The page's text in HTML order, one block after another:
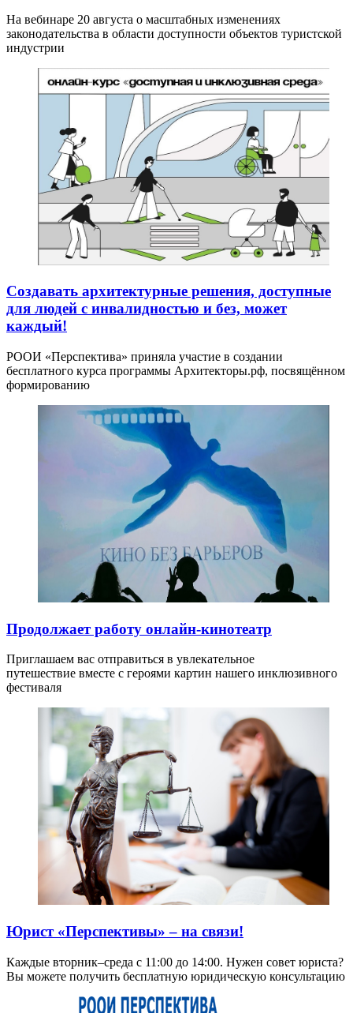
На вебинаре 20 августа о масштабных изменениях
законодательства в области доступности объектов туристской
индустрии
Создавать архитектурные решения, доступные
для людей с инвалидностью и без, может
каждый!
РООИ «Перспектива» приняла участие в создании
бесплатного курса программы Архитекторы.рф, посвящённом
формированию
Продолжает работу онлайн-кинотеатр
Приглашаем вас отправиться в увлекательное
путешествие вместе с героями картин нашего инклюзивного
фестиваля
Юрист «Перспективы» – на связи!
Каждые вторник–среда с 11:00 до 14:00. Нужен совет юриста?
Вы можете получить бесплатную юридическую консультацию